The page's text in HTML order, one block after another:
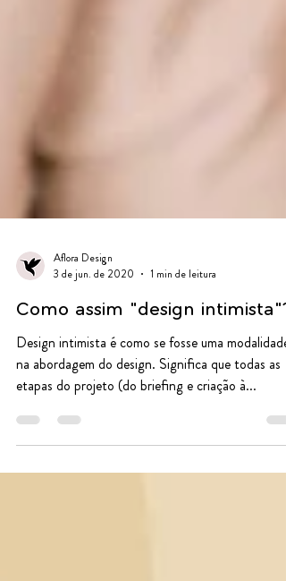
3 de jun. de 2020
1 min de leitura
Como assim "design intimista"?
na abordagem do design. Significa que todas as
etapas do projeto (do briefing e criação à...